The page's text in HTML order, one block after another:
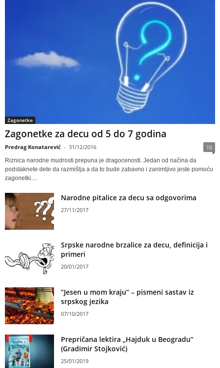
Zagonetke
Zagonetke za decu od 5 do 7 godina
Predrag Konatarević - 31/12/2016 15
Riznica narodne mudrosti prepuna je dragocenosti. Jedan od načina da
podstaknete dete da razmišlja a da to bude zabavno i zanimljivo jeste pomoću
zagonetki....
Narodne pitalice za decu sa odgovorima
27/11/2017
Srpske narodne brzalice za decu, definicija i
primeri
20/01/2017
“Jesen u mom kraju” – pismeni sastav iz
srpskog jezika
07/10/2017
Prepričana lektira „Hajduk u Beogradu“
(Gradimir Stojković)
25/01/2019